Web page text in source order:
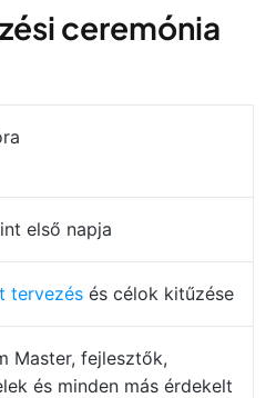
ceremónia
első napja
tervezés és célok kitűzése
Master, fejlesztők,
és minden más érdekelt